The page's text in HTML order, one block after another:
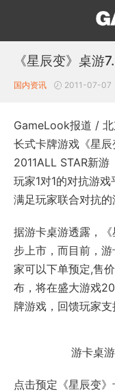
《星辰变》桌游
国内资讯 2011-07-07
GameLook报道 /
长式卡牌游戏《星
2011ALL STAR新
玩家1对1的对抗游
满足玩家联合对抗的
据游卡桌游透露，
步上市，而目前，
家可以下单预定,售
布，将在盛大游戏
牌游戏，回馈玩家支
游卡桌
点击预定《星辰变》